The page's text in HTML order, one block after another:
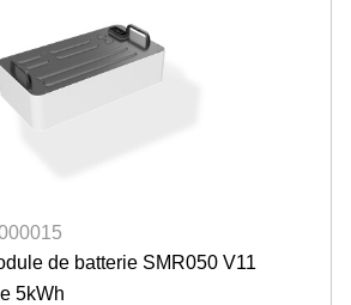
de batterie SMR050 V11
5kWh